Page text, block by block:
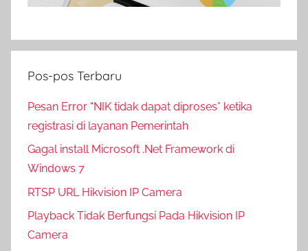
Pos-pos Terbaru
Pesan Error “NIK tidak dapat diproses” ketika
registrasi di layanan Pemerintah
Gagal install Microsoft .Net Framework di
Windows 7
RTSP URL Hikvision IP Camera
Playback Tidak Berfungsi Pada Hikvision IP
Camera